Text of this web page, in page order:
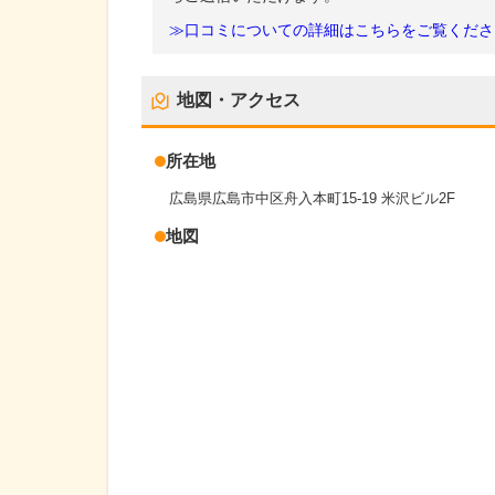
≫口コミについての詳細はこちらをご覧くだ
地図・アクセス
所在地
広島県広島市中区舟入本町15-19 米沢ビル2F
地図